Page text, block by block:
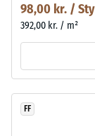
98,00 kr. /
392,00 kr. / m²
FF